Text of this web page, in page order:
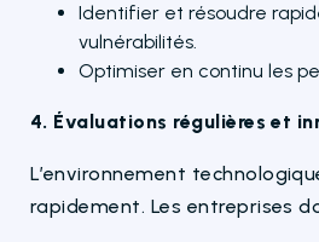
Identifier et résoudre
vulnérabilités.
Optimiser en continu les
4. Évaluations régulières et
L’environnement
rapidement. Les entreprises